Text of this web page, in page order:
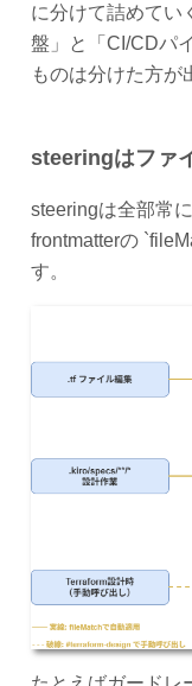
に分けて詰めてい
盤」と「CI/CDパ
ものは分けた方が
steeringはファ
steeringは全部常
frontmatterの
す。